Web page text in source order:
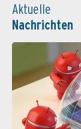
Aktuelle
Nachrichten